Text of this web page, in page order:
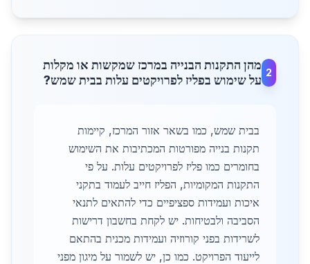
2
מהן התקנות הבנייה במרכז שמקשות או מקלות
על שימוש בפליז לפרויקטים עלות בבית שמש?
בבית שמש, כמו בשאר אזור המרכז, קיימות
תקנות בנייה מפורטות המכתיבות את השימוש
בחומרים כמו פליז לפרויקטים עלות. על פי
התקנות המקומיות, הפליז חייב לעמוד בתקני
איכות ועמידות ספציפיים כדי להתאים לתנאי
הסביבה ולבטיחות. יש לקחת בחשבון דרישות
לשרידות בפני קורוזיה ועמידות מכנית בהתאם
לייעוד הפרויקט. כמו כן, יש לשמור על מיגון מפני